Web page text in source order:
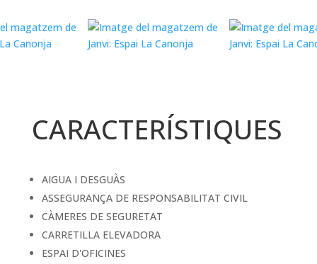
CARACTERÍSTIQUES
AIGUA I DESGUÀS
ASSEGURANÇA DE RESPONSABILITAT CIVIL
CÀMERES DE SEGURETAT
CARRETILLA ELEVADORA
ESPAI D'OFICINES